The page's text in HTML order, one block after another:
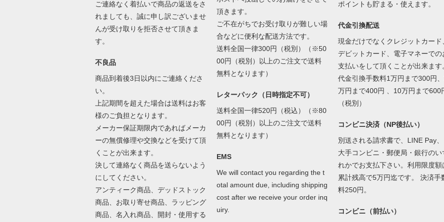
ご連絡なく着払いで商品の返送をさ
れましても、誠に申し訳ございませ
んが受け取りを拒否させて頂きま
す。
不良品
商品到着後3日以内にご連絡くださ
い。
上記期間を超えた場合は送料はお客
様のご負担となります。
メーカー保証期限内であればメーカ
ーの無償修理や交換などを受けて頂
くことが出来ます。
決して連絡なく商品を送らないよう
にしてください。
アンティーク商品、デッドストック
商品、お取り寄せ商品、ラッピング
商品、名入れ商品、開封・使用する
頂きます。
ご不在がちでお受け取りが難しい場
合などに便利な配送方法です。
送料全国一律300円（税別）（※50
00円（税別）以上のご注文で送料
無料となります）
レターパック（日時指定不可）
送料全国一律520円（税込）（※80
00円（税別）以上のご注文で送料
無料となります）
EMS
We will contact you regarding the t
otal amount due, including shipping
cost after we receive your order inq
uiry.
ポイントも貯まる・使えます。
代金引換配送
現金だけでなくクレジットカード
デビットカード、電子マネーでの
支払いをして頂くことが出来ます
代金引換手数料1万円まで300円
万円まで400円 、10万円まで600
（税別）
コンビニ決済（NP後払い）
別送される請求書で、LINE Pay、
大手コンビニ・郵便局・銀行のい
れかでお支払下さい。利用限度額
累計残高で5万円迄です。 決済手
料250円。
コンビニ（前払い）